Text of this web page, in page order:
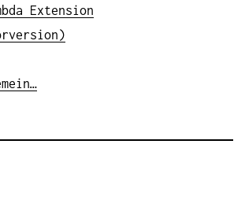
Extension